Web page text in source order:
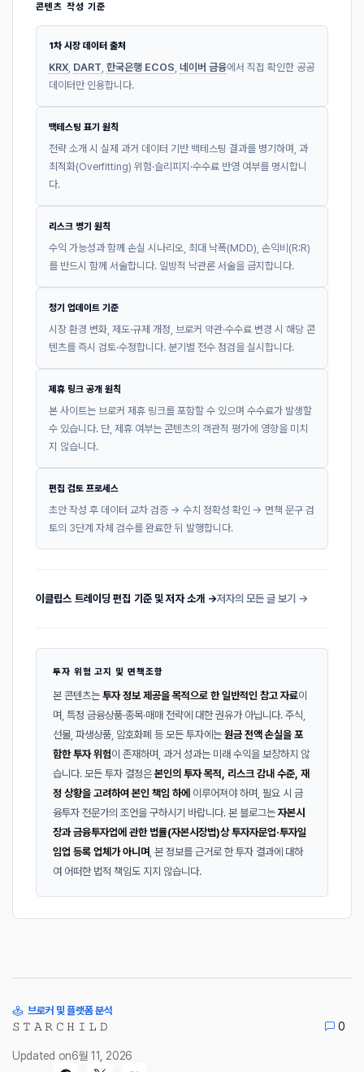
콘텐츠 작성 기준
1차 시장 데이터 출처
KRX DART 한국은행 ECOS 네이버 금융에서 직접 확인한 공공
데이터만 인용합니다.
백테스팅 표기 원칙
전략 소개 시 실제 과거 데이터 기반 백테스팅 결과를 병기하며, 과
최적화(Overfitting) 위험·슬리피지·수수료 반영 여부를 명시합니
다.
리스크 병기 원칙
수익 가능성과 함께 손실 시나리오, 최대 낙폭(MDD), 손익비(R:R)
를 반드시 함께 서술합니다. 일방적 낙관론 서술을 금지합니다.
정기 업데이트 기준
시장 환경 변화, 제도·규제 개정, 브로커 약관·수수료 변경 시 해당 콘
텐츠를 즉시 검토·수정합니다. 분기별 전수 점검을 실시합니다.
제휴 링크 공개 원칙
본 사이트는 브로커 제휴 링크를 포함할 수 있으며 수수료가 발생할
수 있습니다. 단, 제휴 여부는 콘텐츠의 객관적 평가에 영향을 미치
지 않습니다.
편집 검토 프로세스
초안 작성 후 데이터 교차 검증 → 수치 정확성 확인 → 면책 문구 검
토의 3단계 자체 검수를 완료한 뒤 발행합니다.
이클립스 트레이딩 편집 기준 및 저자 소개 →저자의 모든 글 보기 →
투자 위험 고지 및 면책조항
본 콘텐츠는 투자 정보 제공을 목적으로 한 일반적인 참고 자료이
며, 특정 금융상품·종목·매매 전략에 대한 권유가 아닙니다. 주식,
선물, 파생상품, 암호화폐 등 모든 투자에는 원금 전액 손실을 포
함한 투자 위험이 존재하며, 과거 성과는 미래 수익을 보장하지 않
습니다. 모든 투자 결정은본인의 투자 목적, 리스크 감내 수준, 재
정 상황을 고려하여 본인 책임 하에 이루어져야 하며, 필요 시 금
융투자 전문가의 조언을 구하시기 바랍니다. 본 블로그는 자본시
장과 금융투자업에 관한 법률(자본시장법)상 투자자문업·투자일
임업 등록 업체가 아니며 , 본 정보를 근거로 한 투자 결과에 대하
여 어떠한 법적 책임도 지지 않습니다.
브로커 및 플랫폼 분석
𝚂 𝚃 𝙰 𝚁 𝙲 𝙷 𝙸 𝙻 𝙳 0
Updated on6월 11, 2026